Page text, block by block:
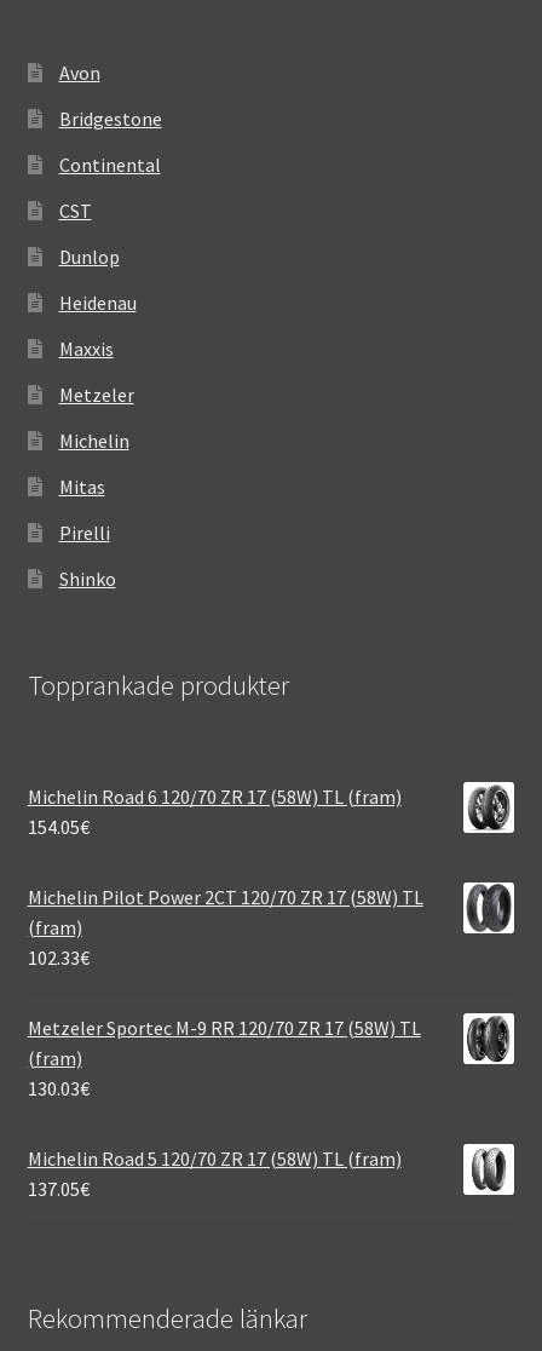
Avon
Bridgestone
Continental
CST
Dunlop
Heidenau
Maxxis
Metzeler
Michelin
Mitas
Pirelli
Shinko
Topprankade produkter
Michelin Road 6 120/70 ZR 17 (58W) TL (fram)
154.05€
Michelin Pilot Power 2CT 120/70 ZR 17 (58W) TL
(fram)
102.33€
Metzeler Sportec M-9 RR 120/70 ZR 17 (58W) TL
(fram)
130.03€
Michelin Road 5 120/70 ZR 17 (58W) TL (fram)
137.05€
Rekommenderade länkar